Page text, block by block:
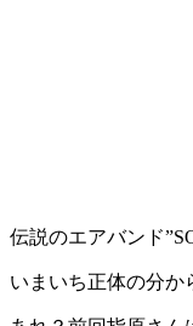
伝説のエアバンド
いまいち正体の分か